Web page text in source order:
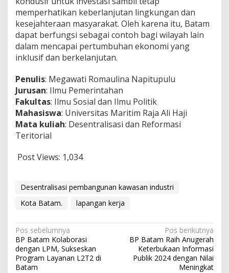
memperhatikan keberlanjutan lingkungan dan
kesejahteraan masyarakat. Oleh karena itu, Batam
dapat berfungsi sebagai contoh bagi wilayah lain
dalam mencapai pertumbuhan ekonomi yang
inklusif dan berkelanjutan.
Penulis: Megawati Romaulina Napitupulu
Jurusan: Ilmu Pemerintahan
Fakultas: Ilmu Sosial dan Ilmu Politik
Mahasiswa: Universitas Maritim Raja Ali Haji
Mata kuliah: Desentralisasi dan Reformasi
Teritorial
Post Views: 1,034
Desentralisasi pembangunan kawasan industri
Kota Batam.
lapangan kerja
N
a
v
Pos sebelumnya
BP Batam Kolaborasi
dengan LPM, Sukseskan
Program Layanan L2T2 di
Batam
Pos berikutnya
BP Batam Raih Anugerah
Keterbukaan Informasi
Publik 2024 dengan Nilai
Meningkat